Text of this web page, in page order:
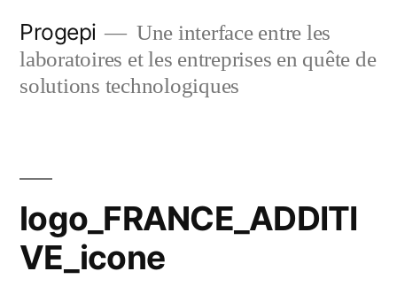
content
Progepi
Une interface entre les
laboratoires et les entreprises en quête de
solutions technologiques
logo_FRANCE_ADDITI
VE_icone